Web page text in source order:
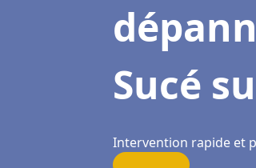
Sucé
Intervention rapide et